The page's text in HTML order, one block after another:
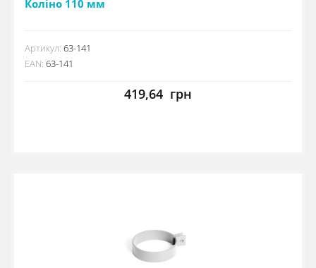
Коліно 110 мм
Артикул: 63-141
EAN: 63-141
419,64 грн